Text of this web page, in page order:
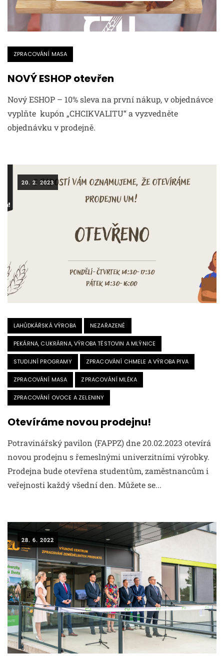
ZPRACOVÁNÍ MASA
NOVÝ ESHOP otevřen
Nový ESHOP – 10% sleva na první nákup, v objednávce
vyplňte kupón „CHCIKVALITU“ a vyzvedněte
objednávku v prodejně.
20. 2. 2023
LAHŮDKÁŘSKÁ VÝROBA NEZAŘAZENÉ
PEKÁRNA, CUKRÁRNA, VÝROBA TĚSTOVIN A MLÝNICE
STUDIJNÍ PROGRAMY ZPRACOVÁNÍ CHMELE A VÝROBA PIVA
ZPRACOVÁNÍ MASA ZPRACOVÁNÍ MLÉKA
ZPRACOVÁNÍ OVOCE A ZELENINY
Otevíráme novou prodejnu!
Potravinářský pavilon (FAPPZ) dne 20.02.2023 otevírá
novou prodejnu s řemeslnými univerzitními výrobky.
Prodejna bude otevřena studentům, zaměstnancům i
veřejnosti každý všední den. Můžete se...
28. 6. 2022